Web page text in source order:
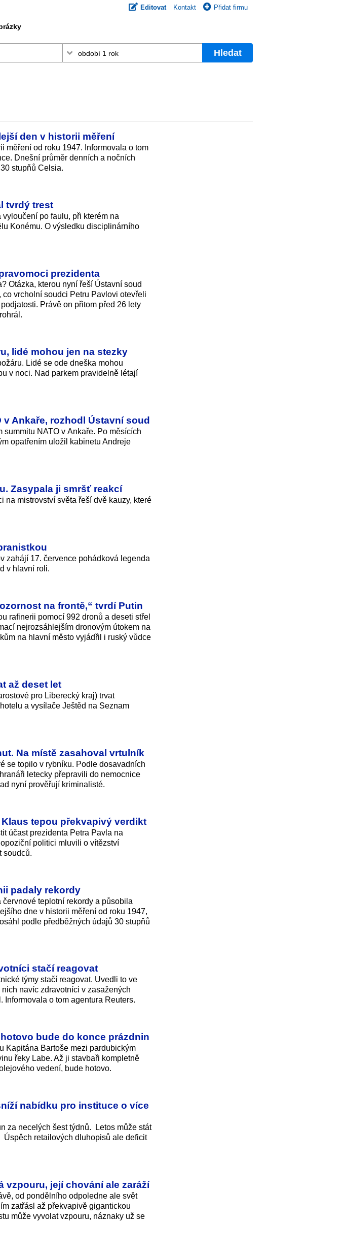
Editovat Kontakt Přidat firmu
Hledat
den v historii měření
měření od roku 1947. Informovala o tom
Dnešní průměr denních a nočních
stupňů Celsia.
tvrdý trest
po faulu, při kterém na
Konému. O výsledku disciplinárního
prezidenta
Otázka, kterou nyní řeší Ústavní soud
vrcholní soudci Petru Pavlovi otevřeli
Právě on přitom před 26 lety
lidé mohou jen na stezky
Lidé se ode dneška mohou
v noci. Nad parkem pravidelně létají
Ankaře, rozhodl Ústavní soud
NATO v Ankaře. Po měsících
opatřením uložil kabinetu Andreje
Zasypala ji smršť reakcí
na mistrovství světa řeší dvě kauzy, které
zahájí 17. července pohádková legenda
v hlavní roli.
na frontě,“ tvrdí Putin
rafinerii pomocí 992 dronů a deseti střel
nejrozsáhlejším dronovým útokem na
na hlavní město vyjádřil i ruský vůdce
až deset let
pro Liberecký kraj) trvat
a vysílače Ještěd na Seznam
Na místě zasahoval vrtulník
se topilo v rybníku. Podle dosavadních
letecky přepravili do nemocnice
nyní prověřují kriminalisté.
tepou překvapivý verdikt
účast prezidenta Petra Pavla na
politici mluvili o vítězství
soudců.
padaly rekordy
teplotní rekordy a působila
dne v historii měření od roku 1947,
podle předběžných údajů 30 stupňů
stačí reagovat
týmy stačí reagovat. Uvedli to ve
navíc zdravotníci v zasažených
o tom agentura Reuters.
bude do konce prázdnin
Kapitána Bartoše mezi pardubickým
řeky Labe. Až ji stavbaři kompletně
vedení, bude hotovo.
nabídku pro instituce o více
za necelých šest týdnů. Letos může stát
retailových dluhopisů ale deficit
vzpouru, její chování ale zaráží
od pondělního odpoledne ale svět
zatřásl až překvapivě gigantickou
může vyvolat vzpouru, náznaky už se